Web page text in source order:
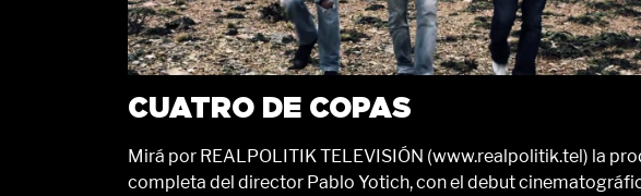
CUATRO DE COPAS
Mirá por REALPOLITIK TELEVISIÓN (www.realpolitik.tel) la
completa del director Pablo Yotich, con el debut